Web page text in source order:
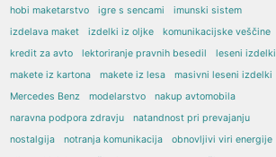
hobi maketarstvo
igre s sencami
imunski sistem
izdelava maket
izdelki iz oljke
komunikacijske veščine
kredit za avto
lektoriranje pravnih besedil
leseni izdelki
makete iz kartona
makete iz lesa
masivni leseni izdelki
Mercedes Benz
modelarstvo
nakup avtomobila
naravna podpora zdravju
natandnost pri prevajanju
nostalgija
notranja komunikacija
obnovljivi viri energije